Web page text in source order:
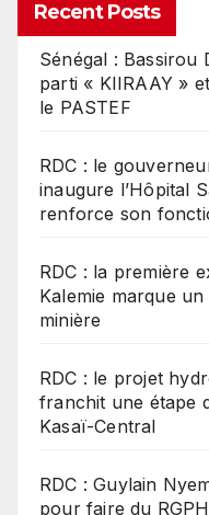
Recent Posts
Sénégal : Bassirou
parti « KIIRAAY »
le PASTEF
RDC : le
inaugure l’Hôpital
renforce son
RDC : la première
Kalemie marque
minière
RDC : le projet
franchit une étape
Kasaï-Central
RDC : Guylain
pour faire du